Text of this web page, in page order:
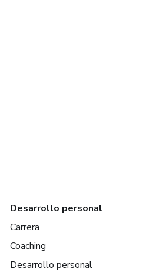
Desarrollo personal
Carrera
Coaching
Desarrollo personal